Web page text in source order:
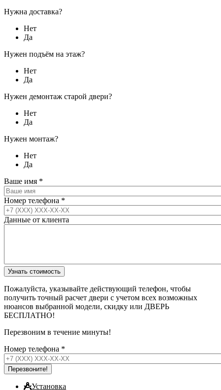
Нужна доставка?
Нет
Да
Нужен подъём на этаж?
Нет
Да
Нужен демонтаж старой двери?
Нет
Да
Нужен монтаж?
Нет
Да
Ваше имя *
Номер телефона *
Данные от клиента
Пожалуйста, указывайте действующий телефон, чтобы
получить точный расчет двери с учетом всех возможных
нюансов выбранной модели, скидку или ДВЕРЬ
БЕСПЛАТНО!
Перезвоним в течение минуты!
Номер телефона *
Установка